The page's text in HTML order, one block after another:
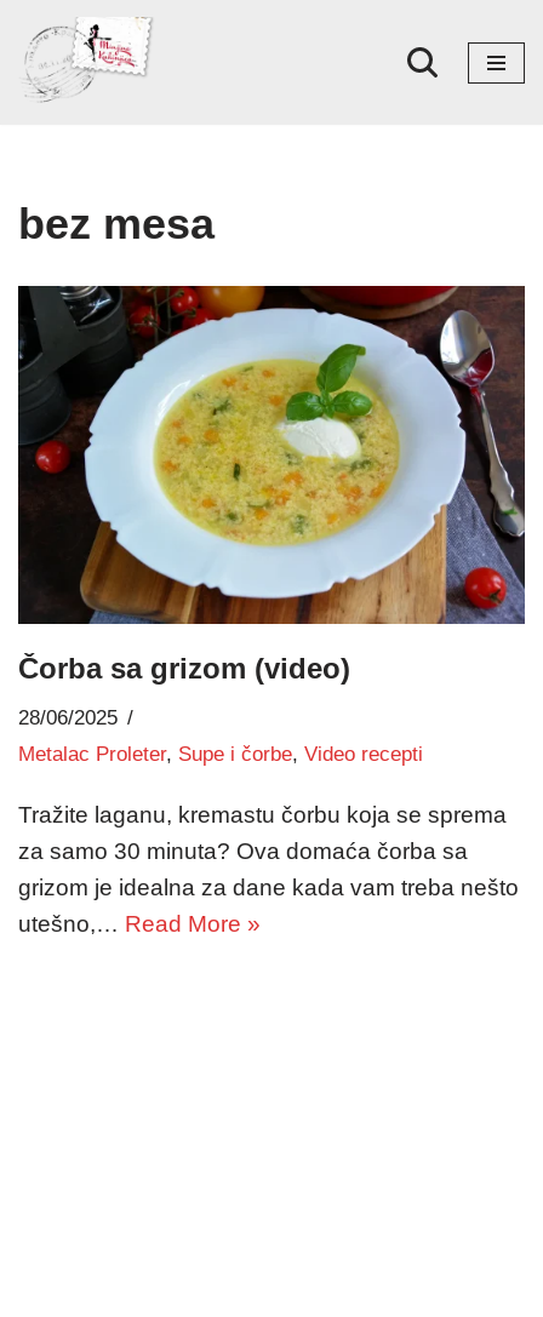
Skoči
na
bez mesa
Čorba sa grizom (video)
28/06/2025
Metalac Proleter, Supe i čorbe, Video recepti
Tražite laganu, kremastu čorbu koja se sprema
za samo 30 minuta? Ova domaća čorba sa
grizom je idealna za dane kada vam treba nešto
utešno,… Read More »